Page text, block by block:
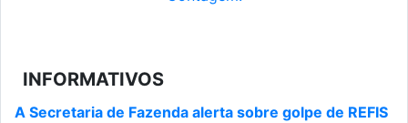
INFORMATIVOS
A Secretaria de Fazenda alerta sobre golpe de REFIS